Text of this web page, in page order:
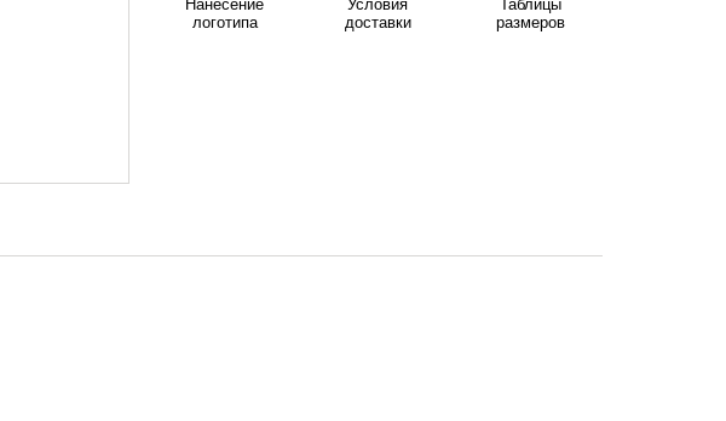
Нанесение
логотипа
Условия
доставки
Таблицы
размеров